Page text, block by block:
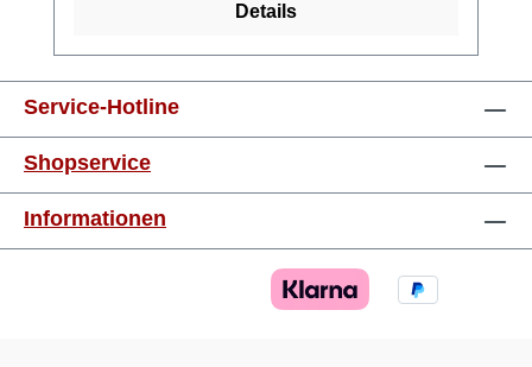
Details
Service-Hotline
Shopservice
Informationen